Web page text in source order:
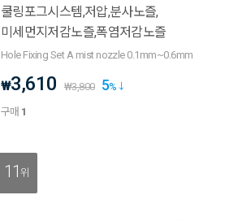
쿨링포그시스템,저압,분사노즐,
미세먼지저감노즐,폭염저감노즐
Hole Fixing Set A mist nozzle 0.1mm~0.6mm
₩3,610 ₩3,800 5%
구매 1
11위